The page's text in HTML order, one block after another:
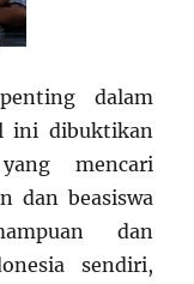
dalam
ini dibuktikan
mencari
dan beasiswa
dan
sendiri,